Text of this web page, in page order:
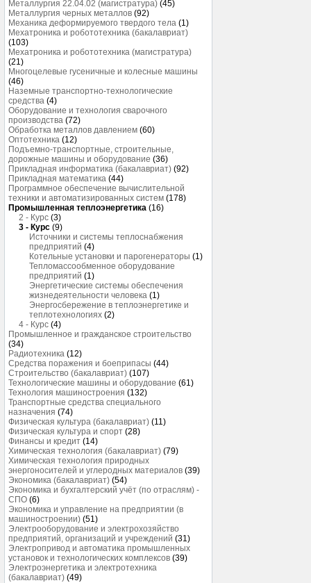
Металлургия 22.04.02 (магистратура) (45)
Металлургия черных металлов (92)
Механика деформируемого твердого тела (1)
Мехатроника и робототехника (бакалавриат)
(103)
Мехатроника и робототехника (магистратура)
(21)
Многоцелевые гусеничные и колесные машины
(46)
Наземные транспортно-технологические
средства (4)
Оборудование и технология сварочного
производства (72)
Обработка металлов давлением (60)
Оптотехника (12)
Подъемно-транспортные, строительные,
дорожные машины и оборудование (36)
Прикладная информатика (бакалавриат) (92)
Прикладная математика (44)
Программное обеспечение вычислительной
техники и автоматизированных систем (178)
Промышленная теплоэнергетика (16)
2 - Курс (3)
3 - Курс (9)
Источники и системы теплоснабжения
предприятий (4)
Котельные установки и парогенераторы (1)
Тепломассообменное оборудование
предприятий (1)
Энергетические системы обеспечения
жизнедеятельности человека (1)
Энергосбережение в теплоэнергетике и
теплотехнологиях (2)
4 - Курс (4)
Промышленное и гражданское строительство
(34)
Радиотехника (12)
Средства поражения и боеприпасы (44)
Строительство (бакалавриат) (107)
Технологические машины и оборудование (61)
Технология машиностроения (132)
Транспортные средства специального
назначения (74)
Физическая культура (бакалавриат) (11)
Физическая культура и спорт (28)
Финансы и кредит (14)
Химическая технология (бакалавриат) (79)
Химическая технология природных
энергоносителей и углеродных материалов (39)
Экономика (бакалавриат) (54)
Экономика и бухгалтерский учёт (по отраслям) -
СПО (6)
Экономика и управление на предприятии (в
машиностроении) (51)
Электрооборудование и электрохозяйство
предприятий, организаций и учреждений (31)
Электропривод и автоматика промышленных
установок и технологических комплексов (39)
Электроэнергетика и электротехника
(бакалавриат) (49)